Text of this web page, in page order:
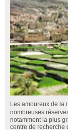
Les amoureux de la
nombreuses
notamment la plus
centre de recherche